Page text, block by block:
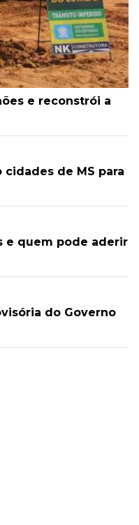
e reconstrói a
de MS para
e quem pode aderir
do Governo